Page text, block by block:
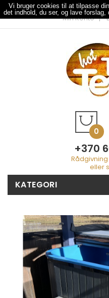
Min Konto
0
+370
Rådgivning
eller
KATEGORI
Vi bruger cookies til at tilpasse
det indhold, du ser, og lave forslag,